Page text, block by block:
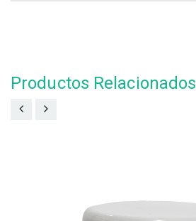
Productos Relacionados